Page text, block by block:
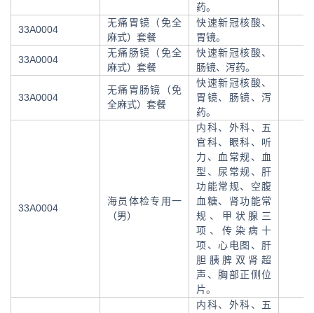
药。
33A0004
无痛胃镜（免全
麻式）套餐
快速新冠核酸、
胃镜。
33A0004
无痛肠镜（免全
麻式）套餐
快速新冠核酸、
肠镜、泻药。
33A0004
无痛胃肠镜（免
全麻式）套餐
快速新冠核酸、
胃镜、肠镜、泻
药。
33A0004
海员体检专用一
（男）
内科、外科、五
官科、眼科、听
力、血常规、血
型、尿常规、肝
功能常规、空腹
血糖、肾功能常
规、甲状腺三
项、传染病十
项、心电图、肝
胆胰脾双肾超
声、胸部正侧位
片。
内科、外科、五